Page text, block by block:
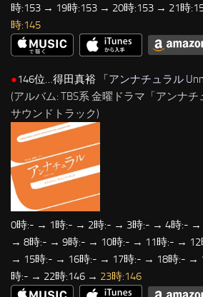
時:153 → 19時:153 → 20時:153 → 21時
時:145
●146位…得田真裕 「アンナチュラル
(アルバム: TBS系 金曜ドラマ「アンナチ
サウンドトラック)
0時:- → 1時:- → 2時:- → 3時:- → 4時:-
→ 8時:- → 9時:- → 10時:- → 11時:- →
→ 15時:- → 16時:- → 17時:- → 18時:- →
時:- → 22時:146 → 23時:146